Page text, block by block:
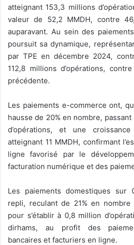
atteignant 153,3 millions
valeur de 52,2 MMDH, contre
auparavant. Au sein des
poursuit sa dynamique,
par TPE en décembre 2024,
112,8 millions d’opérations,
précédente.
Les paiements e-commerce ont,
hausse de 20% en nombre,
d’opérations, et une
atteignant 11 MMDH, confirmant
ligne favorisé par le
facturation numérique et des
Les paiements domestiques sur
repli, reculant de 21% en
pour s’établir à 0,8 million
dirhams, au profit des
bancaires et facturiers en ligne.